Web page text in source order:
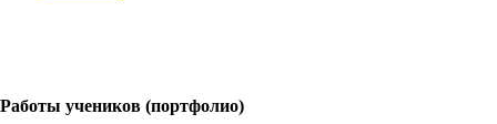
Работы учеников (портфолио)